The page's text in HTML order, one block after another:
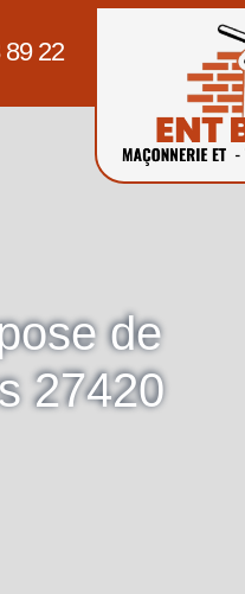
89 22
de
27420